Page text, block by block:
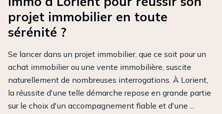
projet immobilier en toute
sérénité ?
Se lancer dans un projet immobilier, que ce soit pour un
achat immobilier ou une vente immobilière, suscite
naturellement de nombreuses interrogations. À Lorient,
la réussite d'une telle démarche repose en grande partie
sur le choix d'un accompagnement fiable et d'une ...